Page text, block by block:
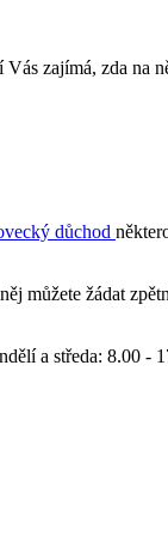
zajímá, zda na
důchod
můžete žádat
a středa: 8.00 -